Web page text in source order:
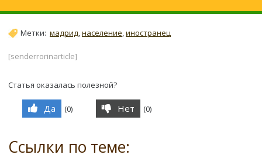
Метки: мадрид,население,иностранец
[senderrorinarticle]
Статья оказалась полезной?
Да (0) Нет (0)
Ссылки по теме: